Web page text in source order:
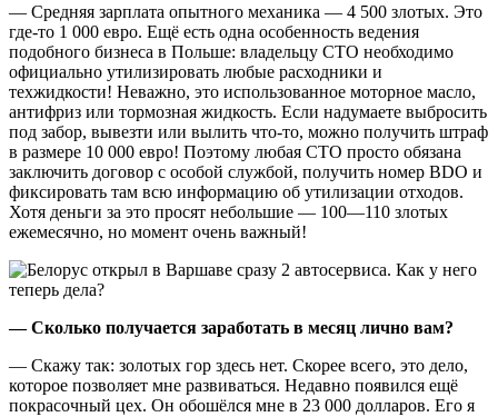
— Средняя зарплата опытного механика — 4 500 злотых. Это
где-то 1 000 евро. Ещё есть одна особенность ведения
подобного бизнеса в Польше: владельцу СТО необходимо
официально утилизировать любые расходники и
техжидкости! Неважно, это использованное моторное масло,
антифриз или тормозная жидкость. Если надумаете выбросить
под забор, вывезти или вылить что-то, можно получить штраф
в размере 10 000 евро! Поэтому любая СТО просто обязана
заключить договор с особой службой, получить номер BDO и
фиксировать там всю информацию об утилизации отходов.
Хотя деньги за это просят небольшие — 100—110 злотых
ежемесячно, но момент очень важный!
— Сколько получается заработать в месяц лично вам?
— Скажу так: золотых гор здесь нет. Скорее всего, это дело,
которое позволяет мне развиваться. Недавно появился ещё
покрасочный цех. Он обошёлся мне в 23 000 долларов. Его я